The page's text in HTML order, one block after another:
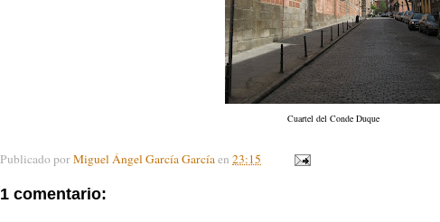
Cuartel del Conde Duque
Publicado porMiguel Ángel García Garcíaen 23:15
1 comentario: